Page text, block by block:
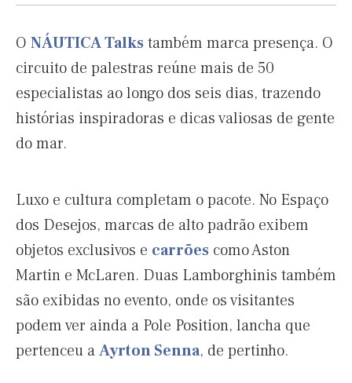
O NÁUTICA Talks também marca presença. O
circuito de palestras reúne mais de 50
especialistas ao longo dos seis dias, trazendo
histórias inspiradoras e dicas valiosas de gente
do mar.
Luxo e cultura completam o pacote. No Espaço
dos Desejos, marcas de alto padrão exibem
objetos exclusivos e carrões como Aston
Martin e McLaren. Duas Lamborghinis também
são exibidas no evento, onde os visitantes
podem ver ainda a Pole Position, lancha que
pertenceu aAyrton Senna, de pertinho.